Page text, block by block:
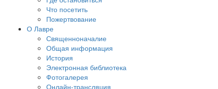
Что посетить
Пожертвование
О Лавре
Священноначалие
Общая информация
История
Электронная библиотека
Фотогалерея
Онлайн-трансляция